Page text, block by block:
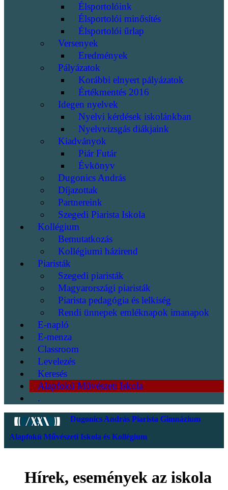
Élsportolóink
Élsportolói minősítés
Élsportolói űrlap
Versenyek
Eredmények
Pályázatok
Korábbi elnyert pályázatok
Értékmentés 2016
Idegen nyelvek
Nyelvi kérdések iskolánkban
Nyelvvizsgás diákjaink
Kiadványok
Piár Futár
Évkönyv
Dugonics András
Díjazottak
Partnereink
Szegedi Piarista Iskola
Kollégium
Bemutatkozás
Kollégiumi házirend
Piaristák
Szegedi piaristák
Magyarországi piaristák
Piarista pedagógia és lelkiség
Rendi ünnepek emléknapok imanapok
E-napló
E-menza
Classroom
Levelezés
Keresés
Alapfokú Művészeti Iskola
.
Dugonics András Piarista Gimnázium
Alapfokú Művészeti Iskola és Kollégium
Hírek, események az iskola